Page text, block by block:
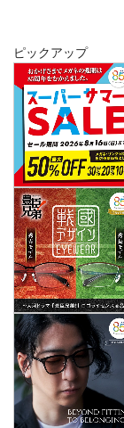
ピックアップ